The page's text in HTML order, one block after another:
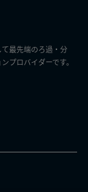
最先端のろ過・分
プロバイダーです。